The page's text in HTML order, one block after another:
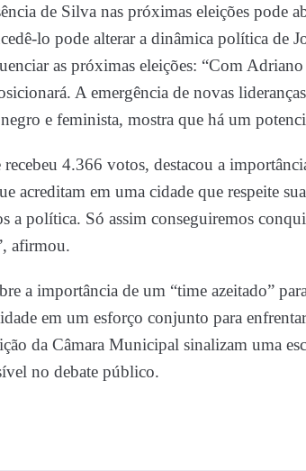
de Silva nas próximas eleições pode
lo pode alterar a dinâmica política de
as próximas eleições: “Com
A emergência de novas
e feminista, mostra que há um
recebeu 4.366 votos, destacou a
acreditam em uma cidade que respeite
a política. Só assim conseguiremos
afirmou.
a importância de um “time azeitado”
em um esforço conjunto para
da Câmara Municipal sinalizam uma
no debate público.